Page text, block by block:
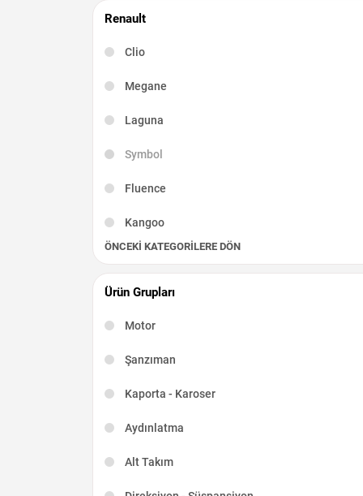
Renault
Clio
Megane
Laguna
Symbol
Fluence
Kangoo
Scenic
R19
Kadjar
Talisman
Latitude
Taliant
ÖNCEKI KATEGORILERE DÖN
Ürün Grupları
Motor
Şanzıman
Kaporta - Karoser
Aydınlatma
Alt Takım